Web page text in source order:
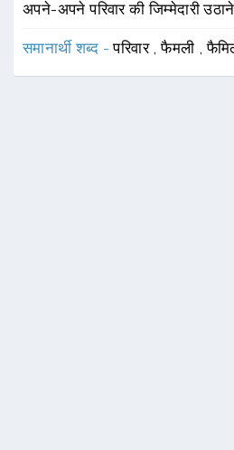
अपने-अपने परिवार की जिम्मेदारी
समानार्थी शब्द -परिवार ,फैमली ,